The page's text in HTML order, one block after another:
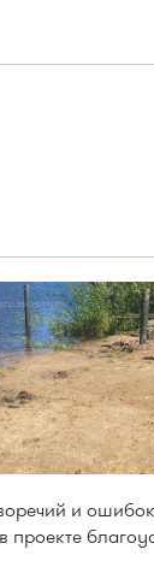
и
проекте